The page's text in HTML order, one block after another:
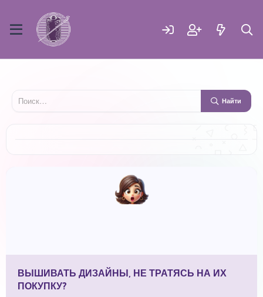
Найти
ВЫШИВАТЬ ДИЗАЙНЫ, НЕ ТРАТЯСЬ НА ИХ
ПОКУПКУ?